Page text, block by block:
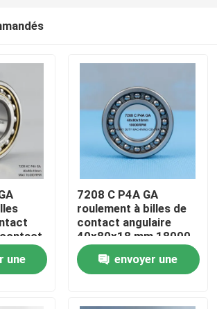
mm
à
une
7208 C P4A GA
roulement à billes de
contact angulaire
40x80x18 mm 18000
tours par minute pour
centre d'usinage lourd
envoyer une